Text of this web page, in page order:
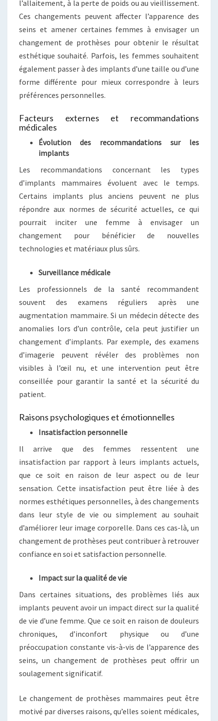
l’allaitement, à la perte de poids ou au vieillissement.
Ces changements peuvent affecter l’apparence des
seins et amener certaines femmes à envisager un
changement de prothèses pour obtenir le résultat
esthétique souhaité. Parfois, les femmes souhaitent
également passer à des implants d’une taille ou d’une
forme différente pour mieux correspondre à leurs
préférences personnelles.
Facteurs externes et recommandations
médicales
Évolution des recommandations sur les
implants
Les recommandations concernant les types
d’implants mammaires évoluent avec le temps.
Certains implants plus anciens peuvent ne plus
répondre aux normes de sécurité actuelles, ce qui
pourrait inciter une femme à envisager un
changement pour bénéficier de nouvelles
technologies et matériaux plus sûrs.
Surveillance médicale
Les professionnels de la santé recommandent
souvent des examens réguliers après une
augmentation mammaire. Si un médecin détecte des
anomalies lors d’un contrôle, cela peut justifier un
changement d’implants. Par exemple, des examens
d’imagerie peuvent révéler des problèmes non
visibles à l’œil nu, et une intervention peut être
conseillée pour garantir la santé et la sécurité du
patient.
Raisons psychologiques et émotionnelles
Insatisfaction personnelle
Il arrive que des femmes ressentent une
insatisfaction par rapport à leurs implants actuels,
que ce soit en raison de leur aspect ou de leur
sensation. Cette insatisfaction peut être liée à des
normes esthétiques personnelles, à des changements
dans leur style de vie ou simplement au souhait
d’améliorer leur image corporelle. Dans ces cas-là, un
changement de prothèses peut contribuer à retrouver
confiance en soi et satisfaction personnelle.
Impact sur la qualité de vie
Dans certaines situations, des problèmes liés aux
implants peuvent avoir un impact direct sur la qualité
de vie d’une femme. Que ce soit en raison de douleurs
chroniques, d’inconfort physique ou d’une
préoccupation constante vis-à-vis de l’apparence des
seins, un changement de prothèses peut offrir un
soulagement significatif.
Le changement de prothèses mammaires peut être
motivé par diverses raisons, qu’elles soient médicales,